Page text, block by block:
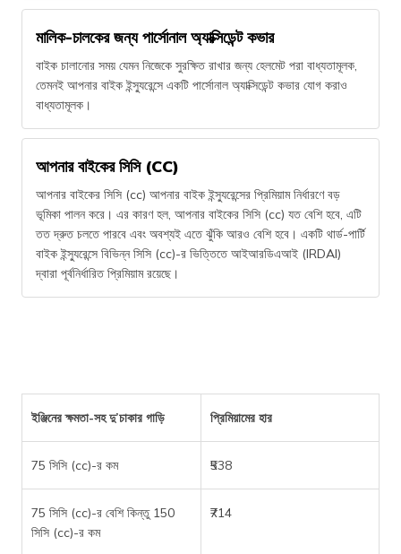
মালিক-চালকের জন্য পার্সোনাল অ্যাক্সিডেন্ট কভার
বাইক চালানোর সময় যেমন নিজেকে সুরক্ষিত রাখার জন্য হেলমেট পরা বাধ্যতামূলক,
তেমনই আপনার বাইক ইন্স্যুরেন্সে একটি পার্সোনাল অ্যাক্সিডেন্ট কভার যোগ করাও
বাধ্যতামূলক।
আপনার বাইকের সিসি (CC)
আপনার বাইকের সিসি (cc) আপনার বাইক ইন্স্যুরেন্সের প্রিমিয়াম নির্ধারণে বড়
ভূমিকা পালন করে। এর কারণ হল, আপনার বাইকের সিসি (cc) যত বেশি হবে, এটি
তত দ্রুত চলতে পারবে এবং অবশ্যই এতে ঝুঁকি আরও বেশি হবে। একটি থার্ড-পার্টি
বাইক ইন্স্যুরেন্সে বিভিন্ন সিসি (cc)-র ভিত্তিতে আইআরডিএআই (IRDAI)
দ্বারা পূর্বনির্ধারিত প্রিমিয়াম রয়েছে।
ইঞ্জিনের ক্ষমতা-সহ দু’চাকার গাড়ি প্রিমিয়ামের হার
75 সিসি (cc)-র কম ₹538
75 সিসি (cc)-র বেশি কিন্তু 150
সিসি (cc)-র কম
₹714